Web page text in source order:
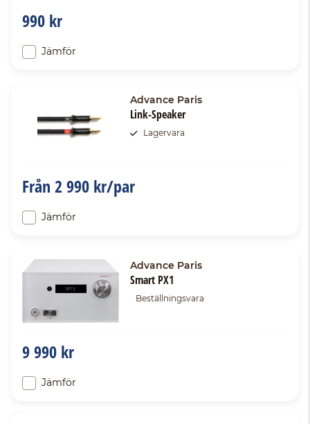
990 kr
Jämför
Advance Paris
Link-Speaker
Lagervara
Från 2 990 kr/par
Jämför
Advance Paris
Smart PX1
Beställningsvara
9 990 kr
Jämför